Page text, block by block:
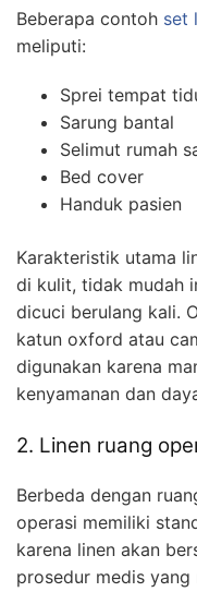
Beberapa contoh set
meliputi:
Sprei tempat
Sarung bantal
Selimut rumah
Bed cover
Handuk pasien
Karakteristik utama
di kulit, tidak mudah
dicuci berulang kali.
katun oxford atau
digunakan karena
kenyamanan dan
2. Linen ruang
Berbeda dengan
operasi memiliki
karena linen akan
prosedur medis